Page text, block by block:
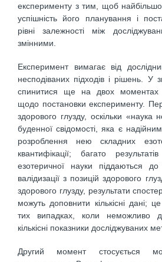
експерименту з тим, щоб
успішність його планування і
рівні залежності між
змінними.
Експеримент вимагає від
несподіваних підходів і рішень. У
спинитися ще на двох моментах
щодо постановки експерименту.
здорового глузду, оскільки «наука
буденної свідомості, яка є
розроблення нею складних
квантифікації; багато
езотеричної науки піддаються
валідизації з позицій здорового
здорового глузду, результати
можуть доповнити кількісні дані;
тих випадках, коли неможливо
кількісні показники досліджуваних
Другий момент стосується